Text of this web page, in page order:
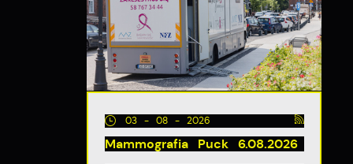
03 - 08 - 2026
Mammografia Puck 6.08.2026